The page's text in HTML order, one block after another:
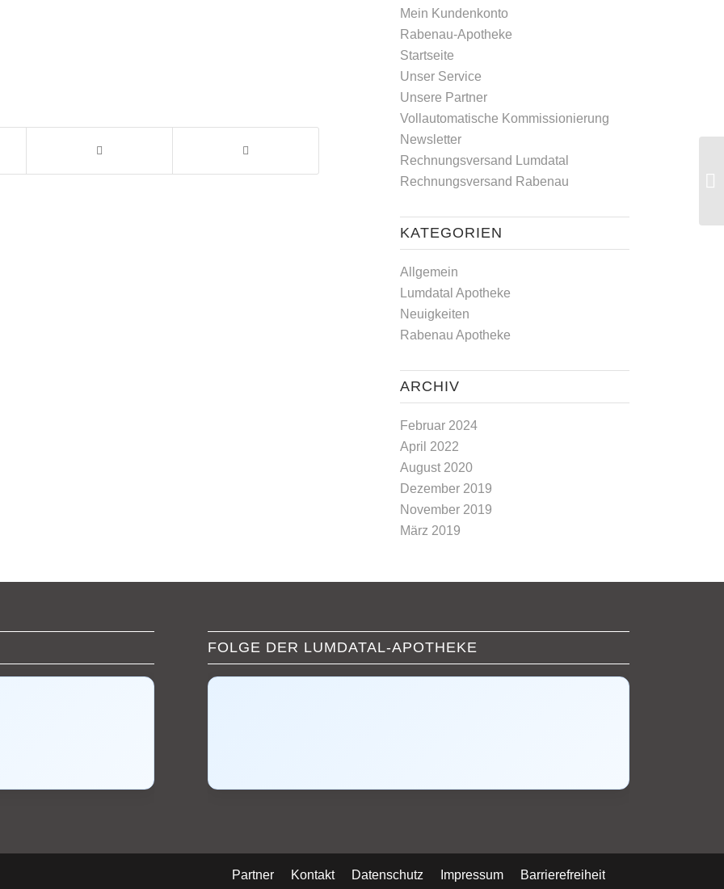
Mein Kundenkonto
Rabenau-Apotheke
Startseite
Unser Service
Unsere Partner
Vollautomatische Kommissionierung
Newsletter
Rechnungsversand Lumdatal
Rechnungsversand Rabenau
KATEGORIEN
Allgemein
Lumdatal Apotheke
Neuigkeiten
Rabenau Apotheke
ARCHIV
Februar 2024
April 2022
August 2020
Dezember 2019
November 2019
März 2019
FOLGE DER LUMDATAL-APOTHEKE
Partner Kontakt Datenschutz Impressum Barrierefreiheit